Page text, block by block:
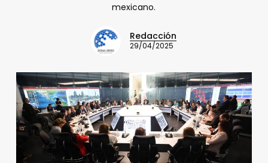
mexicano.
Redacción
29/04/2025